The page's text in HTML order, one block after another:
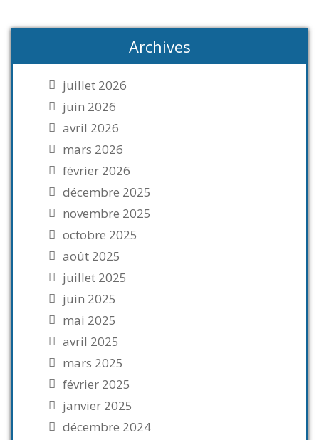
Archives
juillet 2026
juin 2026
avril 2026
mars 2026
février 2026
décembre 2025
novembre 2025
octobre 2025
août 2025
juillet 2025
juin 2025
mai 2025
avril 2025
mars 2025
février 2025
janvier 2025
décembre 2024